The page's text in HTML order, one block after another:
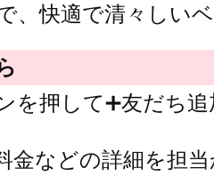
、快適で清々しい
を押して➕友だち
金などの詳細を担